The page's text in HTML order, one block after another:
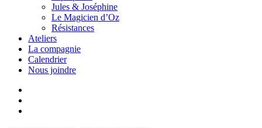
Jules & Joséphine
Le Magicien d’Oz
Résistances
Ateliers
La compagnie
Calendrier
Nous joindre